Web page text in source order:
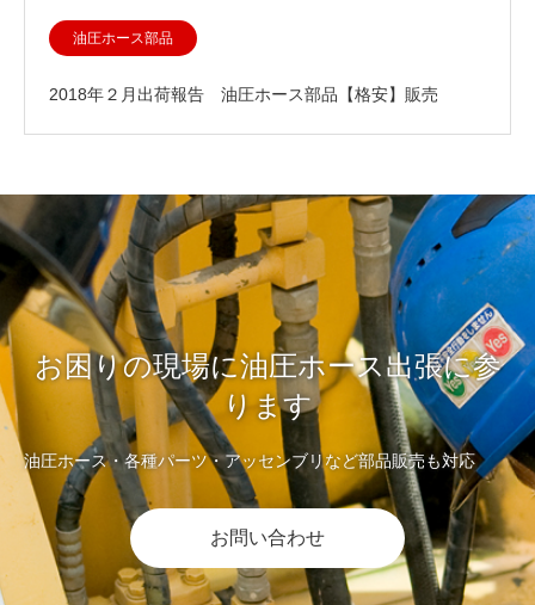
油圧ホース部品
2018年２月出荷報告 油圧ホース部品【格安】販売
お困りの現場に油圧ホース出張に参
ります
油圧ホース・各種パーツ・アッセンブリなど部品販売も対応
お問い合わせ